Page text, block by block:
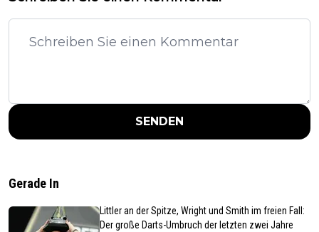
SENDEN
Gerade In
Littler an der Spitze, Wright und Smith im freien Fall:
Der große Darts-Umbruch der letzten zwei Jahre